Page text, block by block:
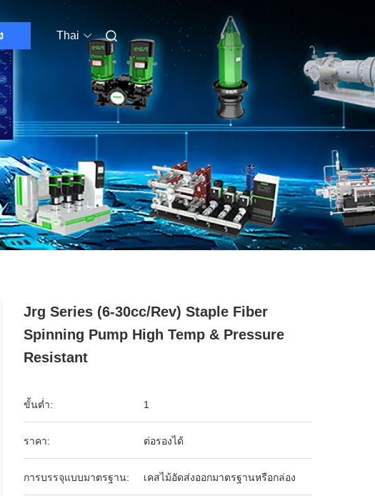
Thai
Jrg Series (6-30cc/rev) Staple Fiber
Spinning Pump High Temp & Pressure
Resistant
ขั้นต่ำ: 1
ราคา: ต่อรองได้
การบรรจุแบบมาตรฐาน: เคสไม้อัดส่งออกมาตรฐานหรือกล่อง